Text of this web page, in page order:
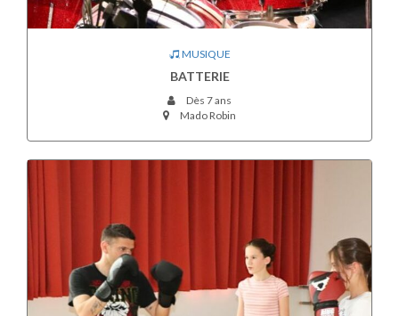
MUSIQUE
BATTERIE
Dès 7 ans
Mado Robin